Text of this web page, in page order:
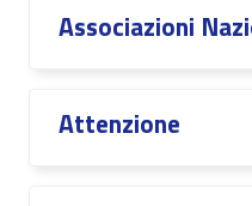
Associazioni
Attenzione